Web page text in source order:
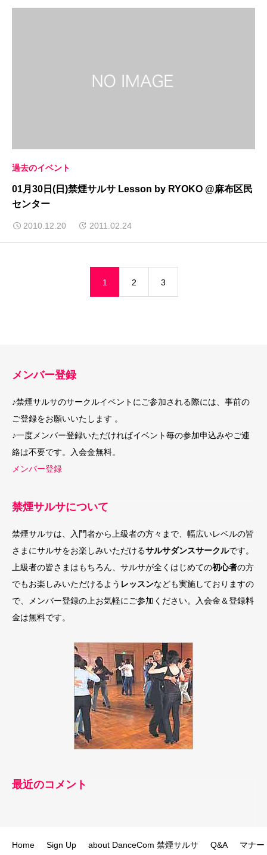
過去のイベント
01月30日(日)禁煙サルサ Lesson by RYOKO @麻布区民
センター
2010.12.20 2011.02.24
1 2 3
メンバー登録
♪禁煙サルサのサークルイベントにご参加される際には、事前の
ご登録をお願いいたします 。
♪一度メンバー登録いただければイベント毎の参加申込みやご連
絡は不要です。入会金無料。
メンバー登録
禁煙サルサについて
禁煙サルサは、入門者から上級者の方々まで、幅広いレベルの皆
さまにサルサをお楽しみいただけるサルサダンスサークルです。
上級者の皆さまはもちろん、サルサが全くはじめての初心者の方
でもお楽しみいただけるよう レッスンなども実施しておりますの
で、メンバー登録の上お気軽にご参加ください。入会金＆登録料
金は無料です。
最近のコメント
Home Sign Up about DanceCom 禁煙サルサ Q&A マナー